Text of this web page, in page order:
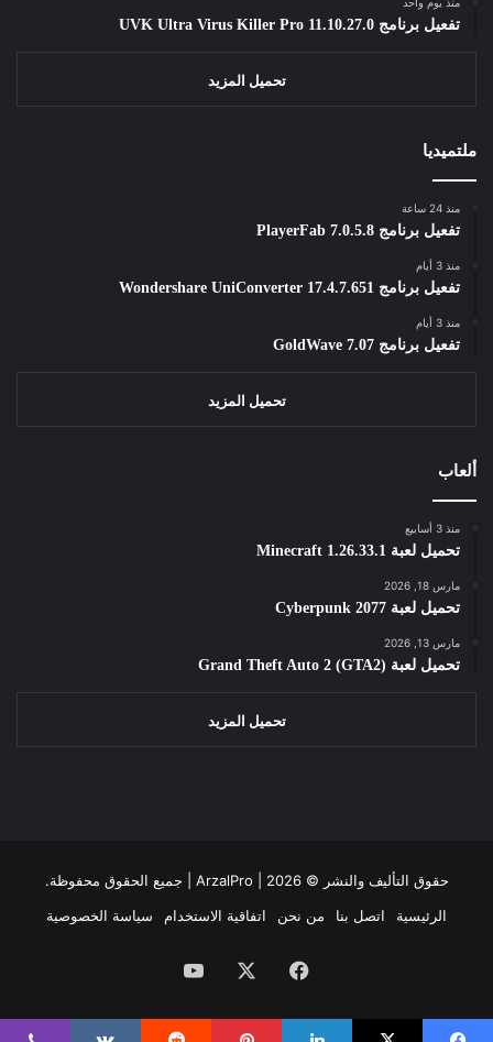
تفعيل برنامج UVK Ultra Virus Killer Pro 11.10.27.0
تحميل المزيد
ملتميديا
منذ 24 ساعة
تفعيل برنامج PlayerFab 7.0.5.8
منذ 3 أيام
تفعيل برنامج Wondershare UniConverter 17.4.7.651
منذ 3 أيام
تفعيل برنامج GoldWave 7.07
تحميل المزيد
ألعاب
منذ 3 أسابيع
تحميل لعبة Minecraft 1.26.33.1
مارس 18, 2026
تحميل لعبة Cyberpunk 2077
مارس 13, 2026
تحميل لعبة Grand Theft Auto 2 (GTA2)
تحميل المزيد
حقوق التأليف والنشر © ArzalPro | 2026 | جميع الحقوق محفوظة.
الرئيسية
اتصل بنا من نحن اتفاقية الاستخدام سياسة الخصوصية
فيسبوك ‫YouTube